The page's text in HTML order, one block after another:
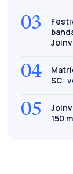
03
04
SC:
05
150